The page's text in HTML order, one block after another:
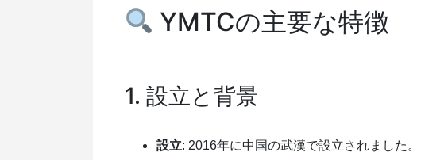
YMTCの主要な特徴
1. 設立と背景
設立: 2016年に中国の武漢で設立されました。